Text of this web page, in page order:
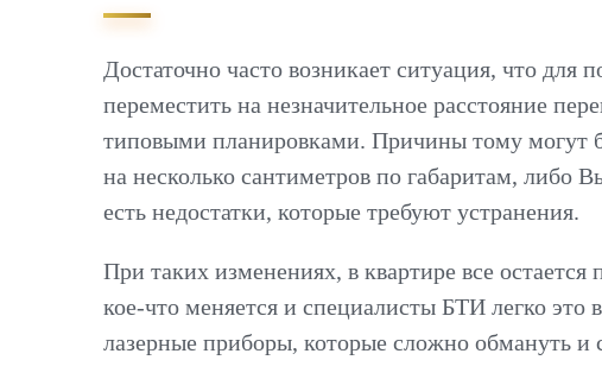
Достаточно часто возникает ситуация, что
переместить на незначительное расстояние
типовыми планировками. Причины тому могут
на несколько сантиметров по габаритам, либо
есть недостатки, которые требуют устранения.
При таких изменениях, в квартире все
кое-что меняется и специалисты БТИ легко это
лазерные приборы, которые сложно обмануть и